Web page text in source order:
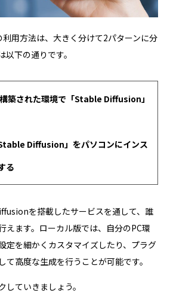
用方法は、大きく分けて2パターンに分
下の通りです。
築された環境で「Stable Diffusion」
Diffusion」をパソコンにインス
る
を搭載したサービスを通して、誰
えます。ローカル版では、自分のPC環
定を細かくカスタマイズしたり、プラグ
て高度な生成を行うことが可能です。
ていきましょう。